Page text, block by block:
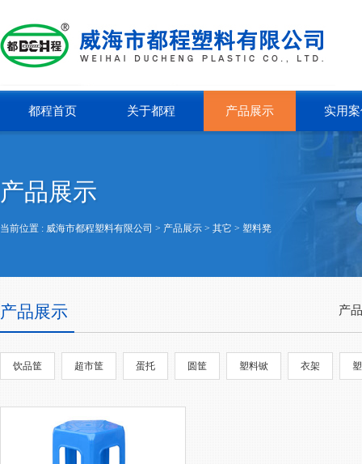
都程首页 关于都程 产品展示 实用
产品展示
当前位置 : 威海市都程塑料有限公司 > 产品展示 > 其它 > 塑料凳
产品展示 产
饮品筐 超市筐 蛋托 圆筐 塑料锨 衣架